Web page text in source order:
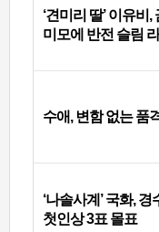
‘견미리 딸’ 이유
미모에 반전 슬림
수애, 변함 없는 품
‘나솔사계’ 국화,
첫인상 3표 몰표